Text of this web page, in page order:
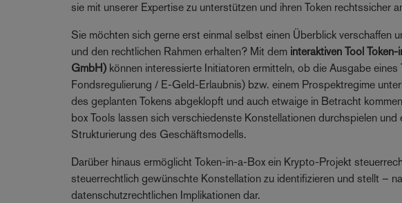
sie mit unserer Expertise zu unterstützen und ihren Token rechtssicher
Sie möchten sich gerne erst einmal selbst einen Überblick verschaffen
und den rechtlichen Rahmen erhalten? Mit dem interaktiven Tool
GmbH) können interessierte Initiatoren ermitteln, ob die Ausgabe
Fondsregulierung / E-Geld-Erlaubnis) bzw. einem Prospektregime
des geplanten Tokens abgeklopft und auch etwaige in Betracht
box Tools lassen sich verschiedenste Konstellationen durchspielen
Strukturierung des Geschäftsmodells.
Darüber hinaus ermöglicht Token-in-a-Box ein Krypto-Projekt
steuerrechtlich gewünschte Konstellation zu identifizieren und stellt –
datenschutzrechtlichen Implikationen dar.